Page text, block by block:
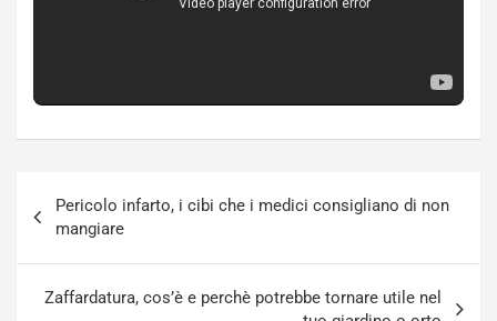
articoli
Pericolo infarto, i cibi che i medici consigliano di non
mangiare
Zaffardatura, cos’è e perchè potrebbe tornare utile nel